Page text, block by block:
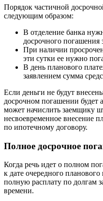
Порядок частичной
следующим образом:
В отделение банка
досрочного погашения
При наличии
эти сутки ее нужно
В день планового
заявлением сумма
Если деньги не будут
досрочном погашении будет
может начислить заемщику
несвоевременное внесение
по ипотечному договору.
Полное досрочное
Когда речь идет о полном
к дате очередного
полную расплату по долгам
времени.